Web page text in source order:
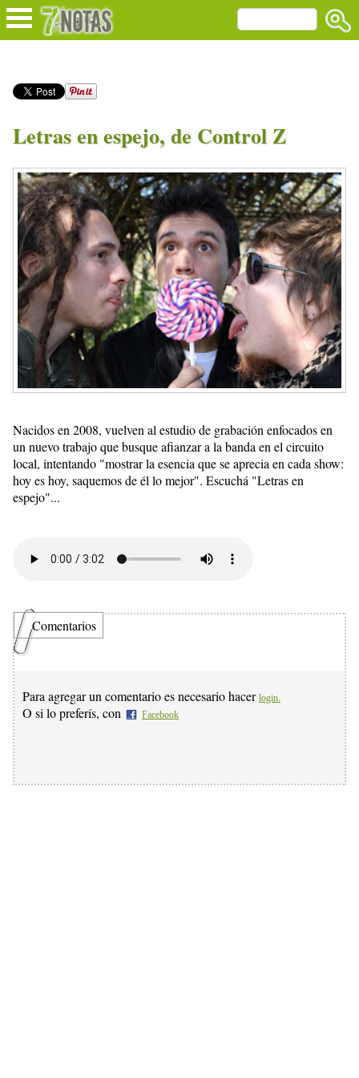
Letras en espejo, de Control Z
Nacidos en 2008, vuelven al estudio de grabación enfocados en
un nuevo trabajo que busque afianzar a la banda en el circuito
local, intentando "mostrar la esencia que se aprecia en cada show:
hoy es hoy, saquemos de él lo mejor". Escuchá "Letras en
espejo"...
Comentarios
Para agregar un comentario es necesario hacer login.
O si lo preferís, con Facebook